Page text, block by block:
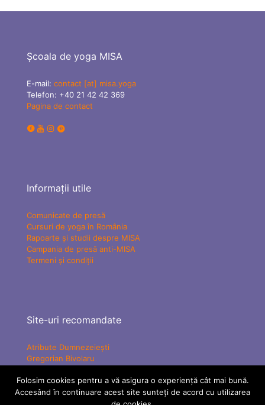
Școala de yoga MISA
E-mail: contact [at] misa.yoga
Telefon: +40 21 42 42 369
Pagina de contact
Informații utile
Comunicate de presă
Cursuri de yoga în România
Rapoarte și studii despre MISA
Campania de presă anti-MISA
Termeni și condiții
Site-uri recomandate
Atribute Dumnezeiești
Gregorian Bivolaru
Mișcarea Charismatică Teofanică
Vindecare Spirituală
Folosim cookies pentru a vă asigura o experiență cât mai bună.
Accesând în continuare acest site sunteți de acord cu utilizarea